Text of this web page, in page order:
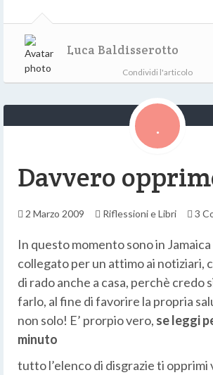
Luca Baldisserotto
Condividi l'articolo
Davvero
2 Marzo 2009 Riflessioni e Libri 3
In questo momento sono in Jamaica
collegato per un attimo ai notiziari,
di rado anche a casa, perchè credo
farlo, al fine di favorire la propria
non solo! E’ prorpio vero, se leggi
minuto
tutto l’elenco di disgrazie ti opprimi